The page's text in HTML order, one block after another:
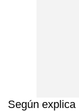
Según explica